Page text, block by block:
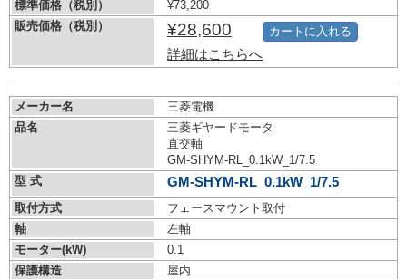
標準価格（税別）
¥73,200
販売価格（税別）
¥28,600
詳細はこちらへ
カートに入れる
メーカー名
三菱電機
品名
三菱ギヤードモータ
直交軸
GM-SHYM-RL_0.1kW_1/7.5
型 式
GM-SHYM-RL_0.1kW_1/7.5
取付方式
フェースマウント取付
軸
左軸
モーター(kW)
0.1
保護構造
屋内